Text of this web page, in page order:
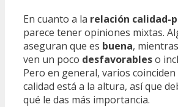
En cuanto a la relación calidad-
parece tener opiniones mixtas.
aseguran que es buena,
ven un poco desfavorableso
Pero en general, varios coinciden
calidad está a la altura, así que
qué le das más importancia.